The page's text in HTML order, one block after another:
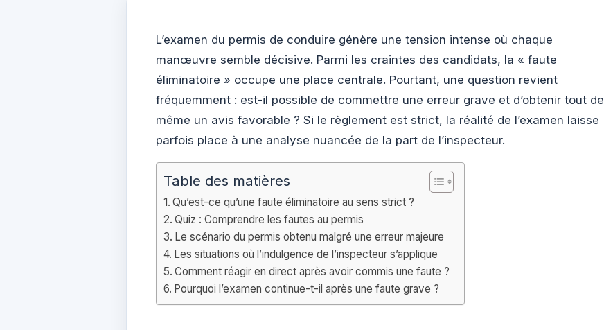
L’examen du permis de conduire génère une tension intense où chaque
manœuvre semble décisive. Parmi les craintes des candidats, la « faute
éliminatoire » occupe une place centrale. Pourtant, une question revient
fréquemment : est-il possible de commettre une erreur grave et d’obtenir tout de
même un avis favorable ? Si le règlement est strict, la réalité de l’examen laisse
parfois place à une analyse nuancée de la part de l’inspecteur.
Table des matières
Qu’est-ce qu’une faute éliminatoire au sens strict ?
Quiz : Comprendre les fautes au permis
Le scénario du permis obtenu malgré une erreur majeure
Les situations où l’indulgence de l’inspecteur s’applique
Comment réagir en direct après avoir commis une faute ?
Pourquoi l’examen continue-t-il après une faute grave ?